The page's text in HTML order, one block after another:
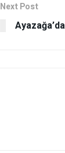
Next Post